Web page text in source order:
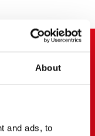
About
and ads, to